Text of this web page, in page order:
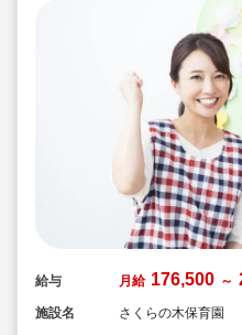
給与 月給 176,500 ～
施設名
さくらの木保育園